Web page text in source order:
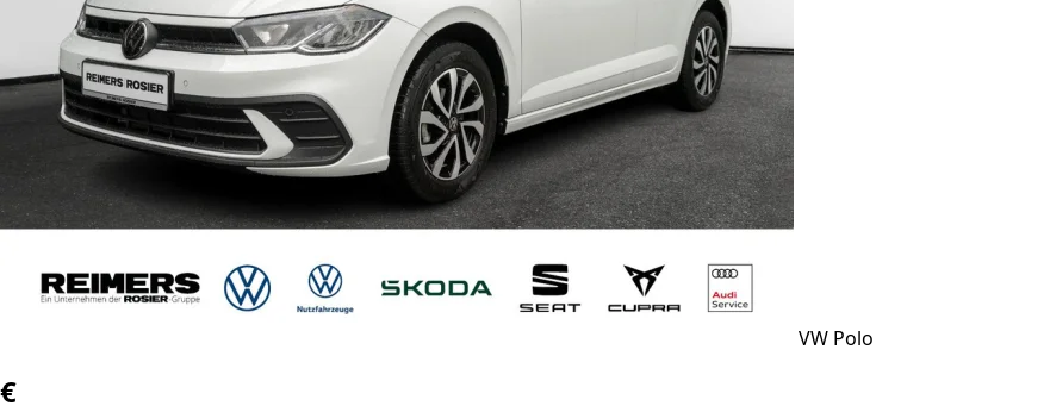
VW Polo
€